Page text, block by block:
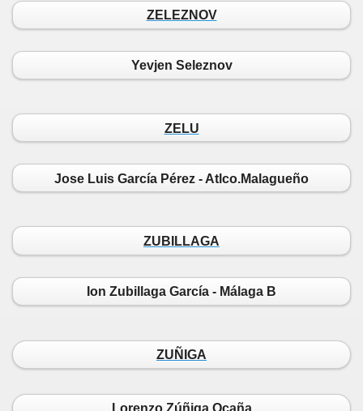
ZELEZNOV
Yevjen Seleznov
ZELU
Jose Luis García Pérez - Atlco.Malagueño
ZUBILLAGA
Ion Zubillaga García - Málaga B
ZUÑIGA